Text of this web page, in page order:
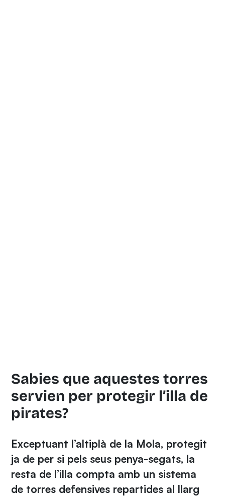
Sabies que aquestes torres
servien per protegir l’illa de
pirates?
Exceptuant l’altiplà de la Mola, protegit
ja de per si pels seus penya-segats, la
resta de l’illa compta amb un sistema
de torres defensives repartides al llarg